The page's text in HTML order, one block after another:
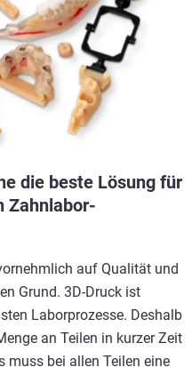
die beste Lösung für
Zahnlabor-
auf Qualität und
Grund. 3D-Druck ist
Laborprozesse. Deshalb
an Teilen in kurzer Zeit
muss bei allen Teilen eine